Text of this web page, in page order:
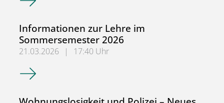
Informationen zur Lehre im
Sommersemester 2026
21.03.2026 |
17:40 Uhr
Informationen zur Lehre im Sommersemester 2026